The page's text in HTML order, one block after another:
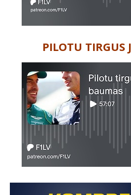
PILOTU TIRGUS